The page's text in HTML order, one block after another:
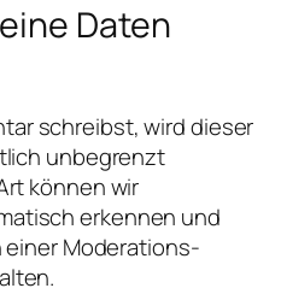
Daten
schreibst, wird dieser
unbegrenzt
können wir
erkennen und
Moderations-